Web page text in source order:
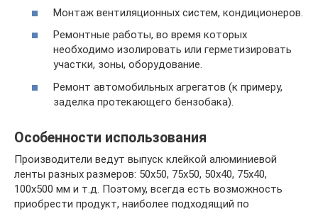
Монтаж вентиляционных систем, кондиционеров.
Ремонтные работы, во время которых
необходимо изолировать или герметизировать
участки, зоны, оборудование.
Ремонт автомобильных агрегатов (к примеру,
заделка протекающего бензобака).
Особенности использования
Производители ведут выпуск клейкой алюминиевой
ленты разных размеров: 50х50, 75х50, 50х40, 75х40,
100х500 мм и т.д. Поэтому, всегда есть возможность
приобрести продукт, наиболее подходящий по